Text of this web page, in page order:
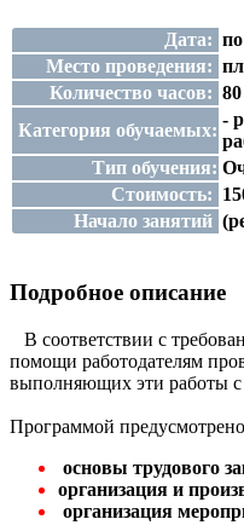
Дата:
Место проведения:
Количество часов:
Категория обучаемых:
-
Тип обучения:
Стоимость:
Начало занятий
Подробное описание
В соответствии с
помощи работодателям
выполняющих эти работы с
Программой
основы трудового
организация и
организация